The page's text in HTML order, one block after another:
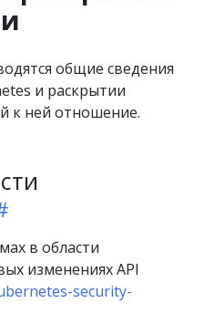
общие сведения
и раскрытии
к ней отношение.
в области
изменениях API
security-